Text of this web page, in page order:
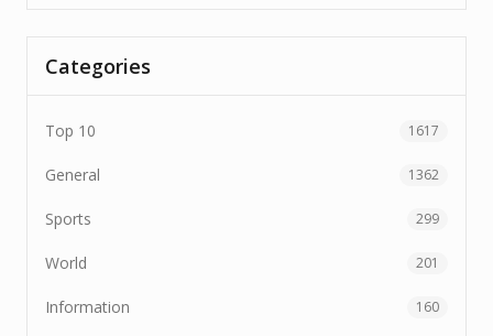
Categories
Top 10 1617
General 1362
Sports 299
World 201
Information 160